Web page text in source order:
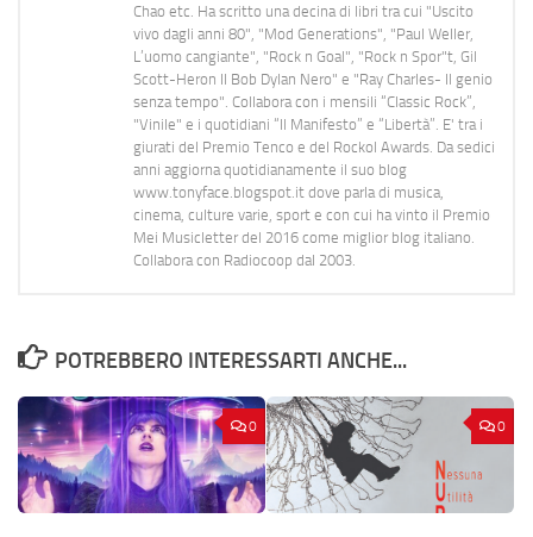
Chao etc. Ha scritto una decina di libri tra cui "Uscito
vivo dagli anni 80", "Mod Generations", "Paul Weller,
L’uomo cangiante", "Rock n Goal", "Rock n Spor"t, Gil
Scott-Heron Il Bob Dylan Nero" e "Ray Charles- Il genio
senza tempo". Collabora con i mensili “Classic Rock”,
"Vinile" e i quotidiani “Il Manifesto” e “Libertà”. E' tra i
giurati del Premio Tenco e del Rockol Awards. Da sedici
anni aggiorna quotidianamente il suo blog
www.tonyface.blogspot.it dove parla di musica,
cinema, culture varie, sport e con cui ha vinto il Premio
Mei Musicletter del 2016 come miglior blog italiano.
Collabora con Radiocoop dal 2003.
POTREBBERO INTERESSARTI ANCHE...
0 0